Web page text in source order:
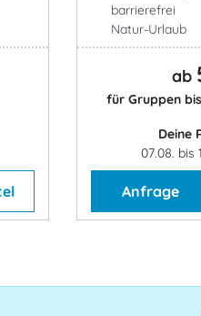
barrierefrei
Natur-Urlaub
ab
für Gruppen
Deine
07.08. bis
Anfrage